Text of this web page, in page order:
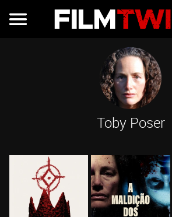
Toby Poser